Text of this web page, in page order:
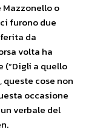
o
furono due
da
volta ha
a quello
cose non
occasione
verbale del